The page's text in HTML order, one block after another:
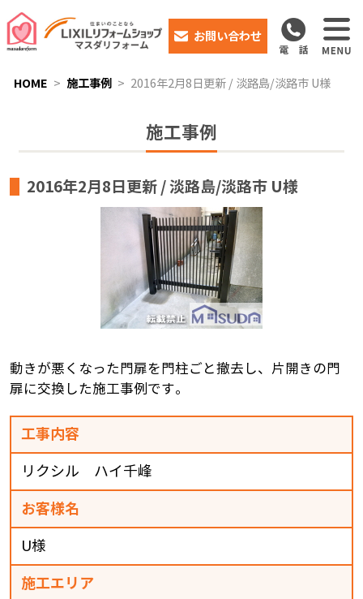
お問い合わせ
HOME 施工事例 2016年2月8日更新 / 淡路島/淡路市 U様
施工事例
2016年2月8日更新 / 淡路島/淡路市 U様
動きが悪くなった門扉を門柱ごと撤去し、片開きの門
扉に交換した施工事例です。
工事内容
リクシル ハイ千峰
お客様名
U様
施工エリア